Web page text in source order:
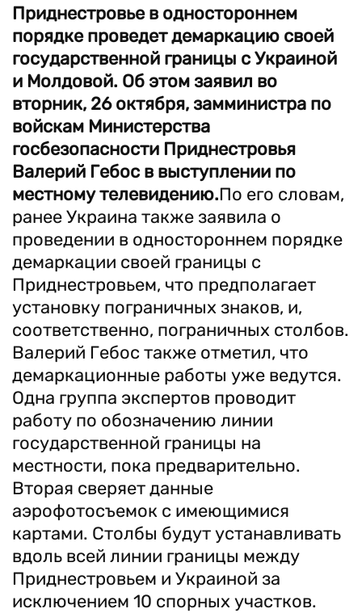
Приднестровье в одностороннем
порядке проведет демаркацию своей
государственной границы с Украиной
и Молдовой. Об этом заявил во
вторник, 26 октября, замминистра по
войскам Министерства
госбезопасности Приднестровья
Валерий Гебос в выступлении по
местному телевидению.По его словам,
ранее Украина также заявила о
проведении в одностороннем порядке
демаркации своей границы с
Приднестровьем, что предполагает
установку пограничных знаков, и,
соответственно, пограничных столбов.
Валерий Гебос также отметил, что
демаркационные работы уже ведутся.
Одна группа экспертов проводит
работу по обозначению линии
государственной границы на
местности, пока предварительно.
Вторая сверяет данные
аэрофотосъемок с имеющимися
картами. Столбы будут устанавливать
вдоль всей линии границы между
Приднестровьем и Украиной за
исключением 10 спорных участков.